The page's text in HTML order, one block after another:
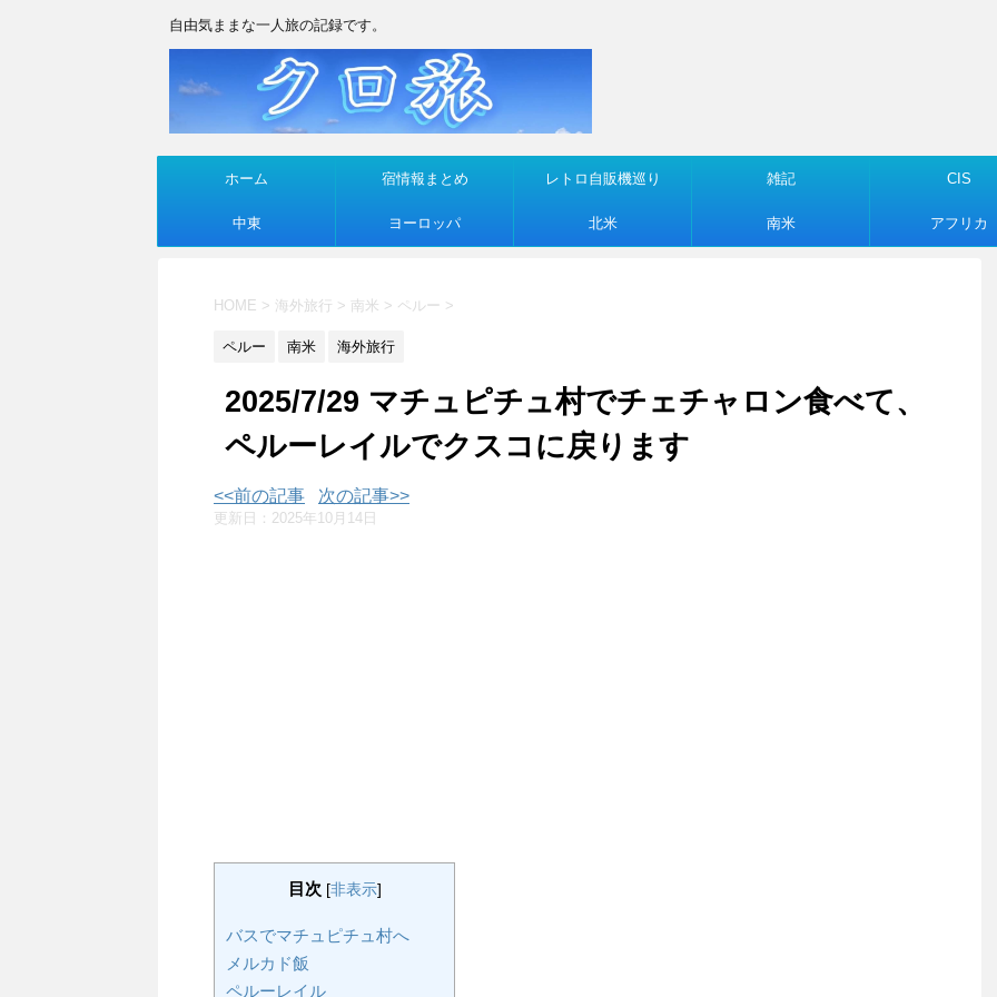
自由気ままな一人旅の記録です。
ホーム 宿情報まとめ レトロ自販機巡り 雑記 CIS
中東 ヨーロッパ 北米 南米 アフリカ
HOME > 海外旅行 > 南米 > ペルー >
ペルー 南米 海外旅行
2025/7/29 マチュピチュ村でチェチャロン食べて、
ペルーレイルでクスコに戻ります
<<前の記事 次の記事>>
更新日： 2025年10月14日
目次 [非表示]
バスでマチュピチュ村へ
メルカド飯
ペルーレイル